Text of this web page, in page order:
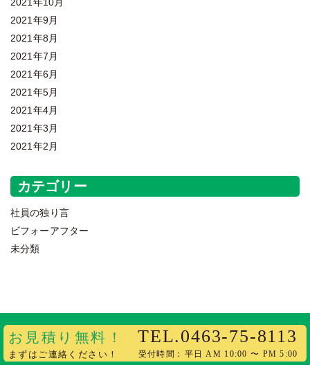
2021年9月
2021年8月
2021年7月
2021年6月
2021年5月
2021年4月
2021年3月
2021年2月
カテゴリー
社員の独り言
ビフォーアフター
未分類
Copyright 2020 樹の里 All Rights Reserved.